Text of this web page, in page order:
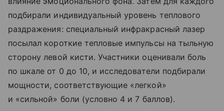
подбирали индивидуальный уровень теплового
раздражения: специальный инфракрасный лазер
посылал короткие тепловые импульсы на тыльную
сторону левой кисти. Участники оценивали боль
по шкале от 0 до 10, и исследователи подбирали
мощности, соответствующие «легкой»
и «сильной» боли (условно 4 и 7 баллов).